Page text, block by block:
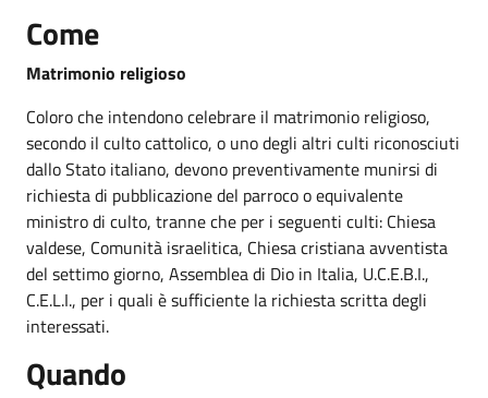
Come
Matrimonio religioso
Coloro che intendono celebrare il matrimonio religioso,
secondo il culto cattolico, o uno degli altri culti riconosciuti
dallo Stato italiano, devono preventivamente munirsi di
richiesta di pubblicazione del parroco o equivalente
ministro di culto, tranne che per i seguenti culti: Chiesa
valdese, Comunità israelitica, Chiesa cristiana avventista
del settimo giorno, Assemblea di Dio in Italia, U.C.E.B.I.,
C.E.L.I., per i quali è sufficiente la richiesta scritta degli
interessati.
Quando